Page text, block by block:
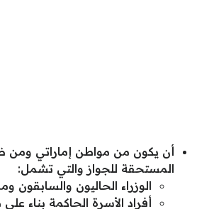
أن يكون من مواطن إماراتي ومن
المستحقة للجواز والتي تشمل:
الوزراء الحاليون
أفراد الأسرة الحاكمة بناء